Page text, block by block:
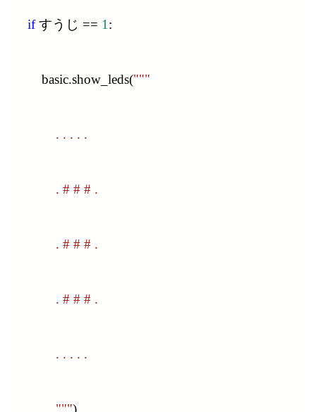
if すうじ == 1 :
basic.show_leds("""
. . . . .
. # # # .
. # # # .
. # # # .
. . . . .
""")